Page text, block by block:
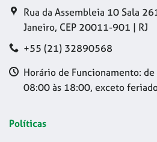
Rua da Assembleia 10 Sala
Janeiro, CEP 20011-901 | RJ
+55 (21) 32890568
Horário de Funcionamento: de
08:00 às 18:00, exceto
Políticas